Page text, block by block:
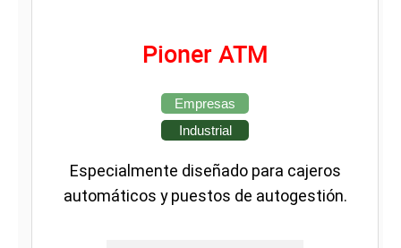
Pioner ATM
Empresas
Industrial
Especialmente diseñado para cajeros
automáticos y puestos de autogestión.